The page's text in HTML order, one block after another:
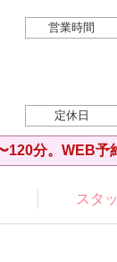
営業時間
定休日
分。WEB予
スタ